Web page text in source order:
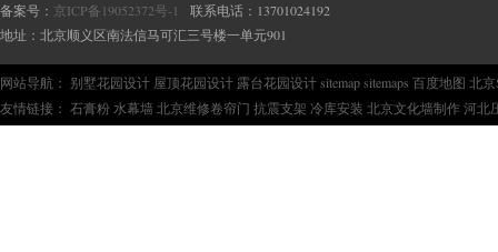
备案号： 京ICP备19052372号-1
联系电话：13701024192
地址：北京顺义区南法信马可汇三号楼一单元901
网站导航： 别墅花园设计 屋顶花园设计 露台花园设计sitemapsitemaps 百度地图 北京
友情链接： 石膏粉 水幕墙 北京维修卷帘门 抗震支架 冷库安装 北京文化墙制作 河北